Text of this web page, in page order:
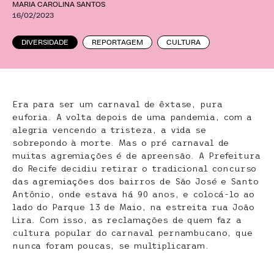
MARIA CAROLINA SANTOS
16/02/2023
DIVERSIDADE REPORTAGEM CULTURA
Era para ser um carnaval de êxtase, pura
euforia. A volta depois de uma pandemia, com a
alegria vencendo a tristeza, a vida se
sobrepondo à morte. Mas o pré carnaval de
muitas agremiações é de apreensão. A Prefeitura
do Recife decidiu retirar o tradicional concurso
das agremiações dos bairros de São José e Santo
Antônio, onde estava há 90 anos, e colocá-lo ao
lado do Parque 13 de Maio, na estreita rua João
Lira. Com isso, as reclamações de quem faz a
cultura popular do carnaval pernambucano, que
nunca foram poucas, se multiplicaram.